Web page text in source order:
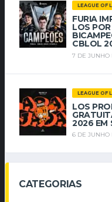
LEAGUE OF
FURIA
LOS
CBLOL
7 DE JUNHO
LEAGUE OF
LOS
2026 EM
6 DE JUNHO
CATEGORIAS